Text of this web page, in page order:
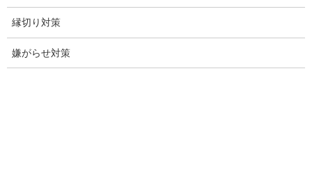
浮気調査料金の比較例
GPS検索調査
GPS調査
縁切り対策
嫌がらせ対策